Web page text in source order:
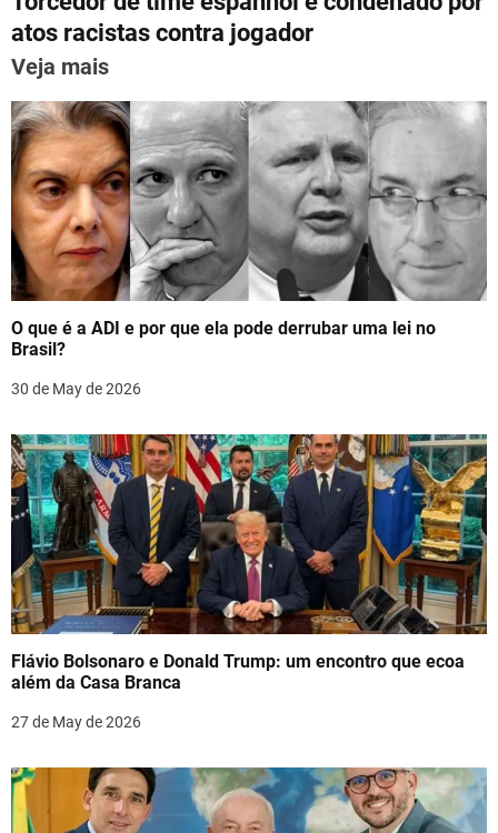
p
o
t
n
a
v
i
g
a
t
i
o
n
atos racistas contra jogador
Veja mais
O que é a ADI e por que ela pode derrubar uma lei no
Brasil?
30 de May de 2026
Flávio Bolsonaro e Donald Trump: um encontro que ecoa
além da Casa Branca
27 de May de 2026